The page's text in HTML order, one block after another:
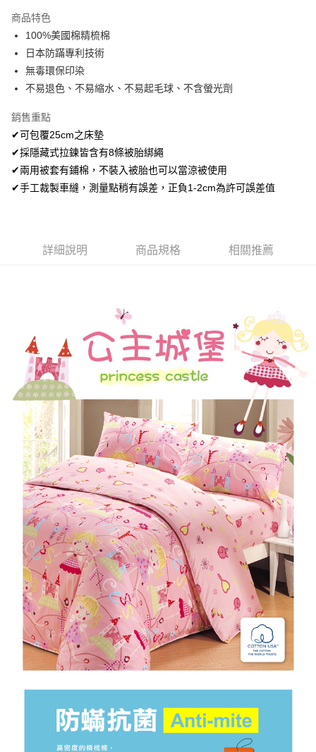
Apple Pay
悠遊付
Google Pay
AFTEE先享後付
相關說明
AFTEE先享後付是「在收到商品之後才付款」的支付方式。 讓您購物簡單
便利好安心！
１．簡單：不需註冊會員、不需綁卡、不需儲值。
２．便利：只要手機號碼，簡訊認證，即可結帳。
１．於結帳方式選擇「AFTEE先享後付」後，將跳轉至「AFTEE先享後付」
結帳頁面，進行簡訊認證並確認金額後，即可完成結帳。
※ 請注意：結帳手續完成當下不需立刻繳費，但若您需要取消訂單，請聯絡
購買商品的店家。未經商家同意取消之訂單仍視為有效，需透過AFTEE先享
後付繳納相關費用。
※ 交易是否成功請以「AFTEE先享後付 」之結帳頁面顯示為準，若有關於
是否繳費成功／繳費後需取消欲退款等相關疑問，請聯繫「AFTEE先享後付
客戶支援中心」
https://netprotections.freshdesk.com/support/home
【注意事項】
１．透過由恩沛科技股份有限公司提供之「AFTEE先享後付」服務完成之交
易，需依本服務之必要範圍內提供個人資料，並將交易相關給付款項請求債
權轉讓予恩沛科技股份有限公司。
２．關於個人資料處理事宜，請瀏覽以下網址：
https://aftee.tw/terms/#terms3
３．未成年的使用者請事先徵得法定代理人或監護人之同意方可使用
「AFTEE先享後付」，若未經同意申辦者引起之損失，本公司不負相關責
任。
４．使用「AFTEE先享後付」時，將依據個別帳號之用戶狀況，依本公司即
時審查核予不同之上限額度；若仍有額度不足之情形，本公司將視審查結果
請求用戶進行身份認證。
５．嚴禁一人註冊多個帳號或使用他人資訊註冊。若發現惡意使用之情形，
恩沛科技股份有限公司將有權停止該用戶之使用額度並採取法律行動。
ATM付款
運送方式
付款後全家取貨
每筆NT$60，滿NT$499(含以上)免運費
付款後7-11取貨
每筆NT$60，滿NT$499(含以上)免運費
宅配
每筆NT$100，滿NT$499(含以上)免運費
離島宅配
每筆NT$100，滿NT$499(含以上)免運費
商品特色
100%美國棉精梳棉
日本防蹣專利技術
無毒環保印染
不易退色、不易縮水、不易起毛球、不含螢光劑
銷售重點
✔可包覆25cm之床墊
✔採隱藏式拉鍊皆含有8條被胎綁繩
✔兩用被套有鋪棉，不裝入被胎也可以當涼被使用
✔手工裁製車縫，測量點稍有誤差，正負1-2cm為許可誤差值
詳細說明 商品規格 相關推薦